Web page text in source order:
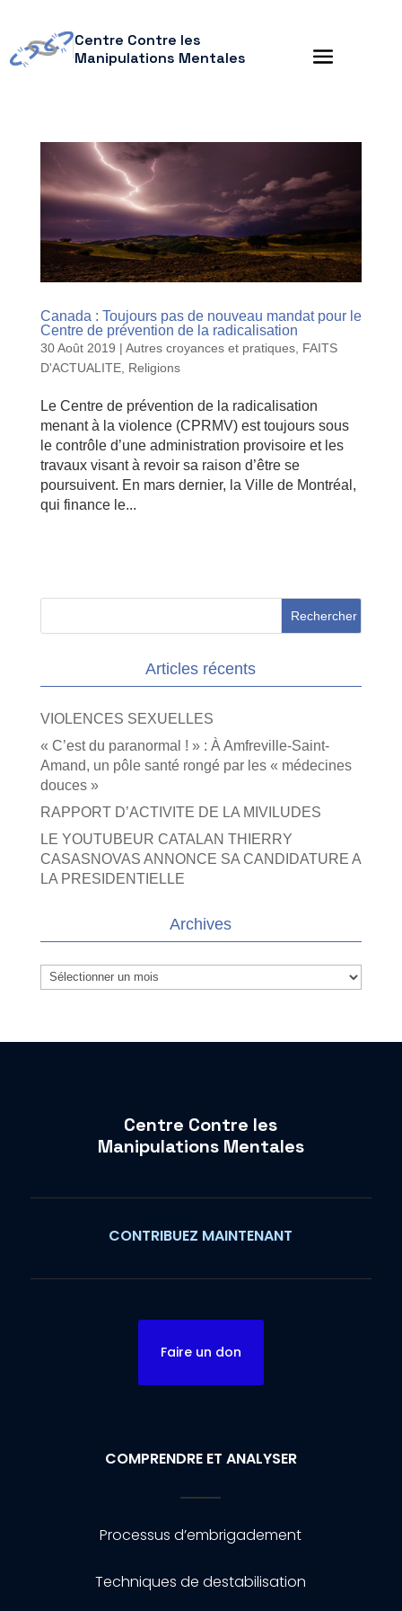
Centre Contre les
Manipulations Mentales
Canada : Toujours pas de nouveau mandat pour le
Centre de prévention de la radicalisation
30 Août 2019 | Autres croyances et pratiques, FAITS
D'ACTUALITE, Religions
Le Centre de prévention de la radicalisation
menant à la violence (CPRMV) est toujours sous
le contrôle d’une administration provisoire et les
travaux visant à revoir sa raison d’être se
poursuivent. En mars dernier, la Ville de Montréal,
qui finance le...
Articles récents
VIOLENCES SEXUELLES
« C’est du paranormal ! » : À Amfreville-Saint-
Amand, un pôle santé rongé par les « médecines
douces »
RAPPORT D’ACTIVITE DE LA MIVILUDES
LE YOUTUBEUR CATALAN THIERRY
CASASNOVAS ANNONCE SA CANDIDATURE A
LA PRESIDENTIELLE
Archives
Archives
Centre Contre les
Manipulations Mentales
CONTRIBUEZ MAINTENANT
Faire un don
COMPRENDRE ET ANALYSER
Processus d’embrigadement
Techniques de destabilisation